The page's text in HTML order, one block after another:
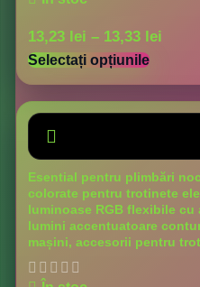
13,23 lei – 13,33 lei
Selectați opțiunile
Esential pentru plimbări
colorate pentru trotinete
luminoase RGB flexibile cu
lumini accentuatoare
mașini, accesorii pentru